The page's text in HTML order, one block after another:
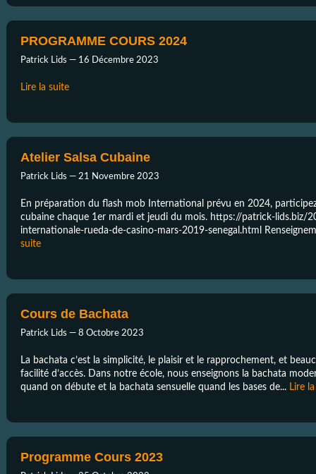
PROGRAMME COURS 2024
Patrick Lids — 16 Décembre 2023
Lire la suite
Atelier Salsa Cubaine
Patrick Lids — 21 Novembre 2023
En préparation du flash mob International prévu en 2024,
cubaine chaque 1er mardi et jeudi du mois. https://patrick-lids.biz/
internationale-rueda-de-casino-mars-2019-senegal.html
suite
Cours de Bachata
Patrick Lids — 8 Octobre 2023
La bachata c’est la simplicité, le plaisir et le rapprochement, et
facilité d’accès. Dans notre école, nous enseignons la bachata
quand on débute et la bachata sensuelle quand les bases de... Lire
Programme Cours 2023